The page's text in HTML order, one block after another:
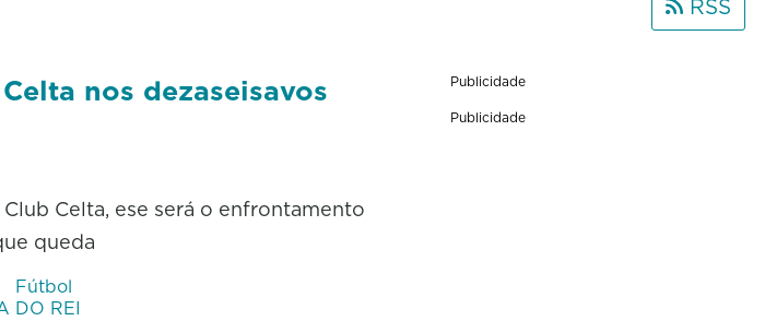
RSS
nos dezaseisavos
Celta, ese será o enfrontamento
queda
Fútbol
DO REI
Publicidade
Publicidade